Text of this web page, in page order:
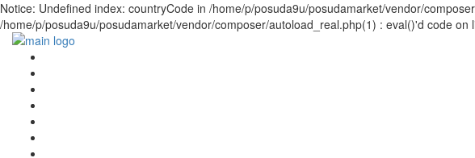
Notice: Undefined index: countryCode in /home/p/posuda9u/posudamarket/vendor/
/home/p/posuda9u/posudamarket/vendor/composer/autoload_real.php(1) : eval()'d code on